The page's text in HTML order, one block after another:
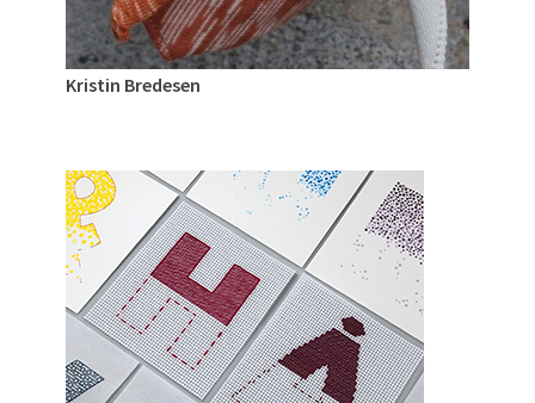
Kristin Bredesen